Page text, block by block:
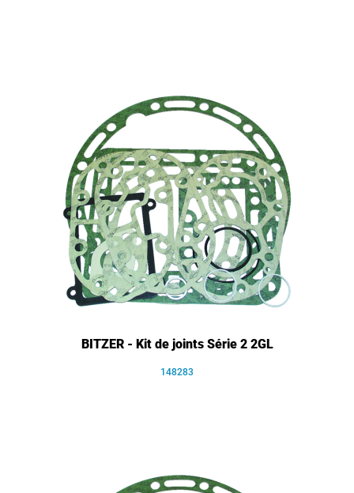
BITZER - Kit de joints Série 2 2GL
148283